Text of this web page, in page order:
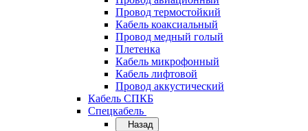
Провод термостойкий
Кабель коаксиальный
Провод медный голый
Плетенка
Кабель микрофонный
Кабель лифтовой
Провод аккустический
Кабель СПКБ
Спецкабель
Назад